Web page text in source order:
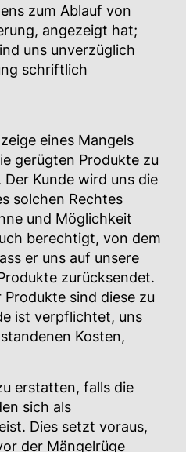
zum Ablauf von
angezeigt hat;
uns unverzüglich
schriftlich
eines Mangels
gerügten Produkte zu
Kunde wird uns die
solchen Rechtes
und Möglichkeit
berechtigt, von dem
er uns auf unsere
zurücksendet.
sind diese zu
ist verpflichtet, uns
Kosten,
erstatten, falls die
sich als
Dies setzt voraus,
der Mängelrüge